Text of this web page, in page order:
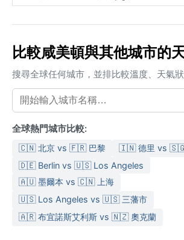
比較咸美頓與其他城市的
搜尋全球任何城市，並排比較溫度、天氣狀
全球熱門城市比較:
🇨🇳 北京 vs 🇫🇷 巴黎
🇮🇳 德里 vs 🇸🇬
🇩🇪 Berlin vs 🇺🇸 Los Angeles
🇦🇺 墨爾本 vs 🇨🇳 上海
🇺🇸 Los Angeles vs 🇺🇸 三藩市
🇦🇷 布宜諾斯艾利斯 vs 🇳🇿 奧克蘭